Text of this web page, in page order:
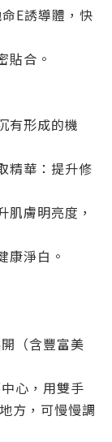
E誘導體，快
貼合。
有形成的機
精華：提升修
膚明亮度，
康淨白。
（含豐富美
心，用雙手
方，可慢慢調